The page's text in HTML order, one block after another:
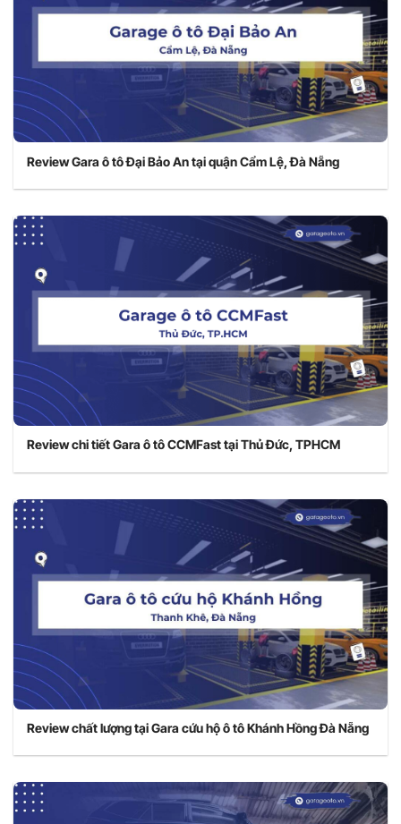
Review Gara ô tô Đại Bảo An tại quận Cẩm Lệ, Đà Nẵng
Review chi tiết Gara ô tô CCMFast tại Thủ Đức, TPHCM
Review chất lượng tại Gara cứu hộ ô tô Khánh Hồng Đà Nẵng